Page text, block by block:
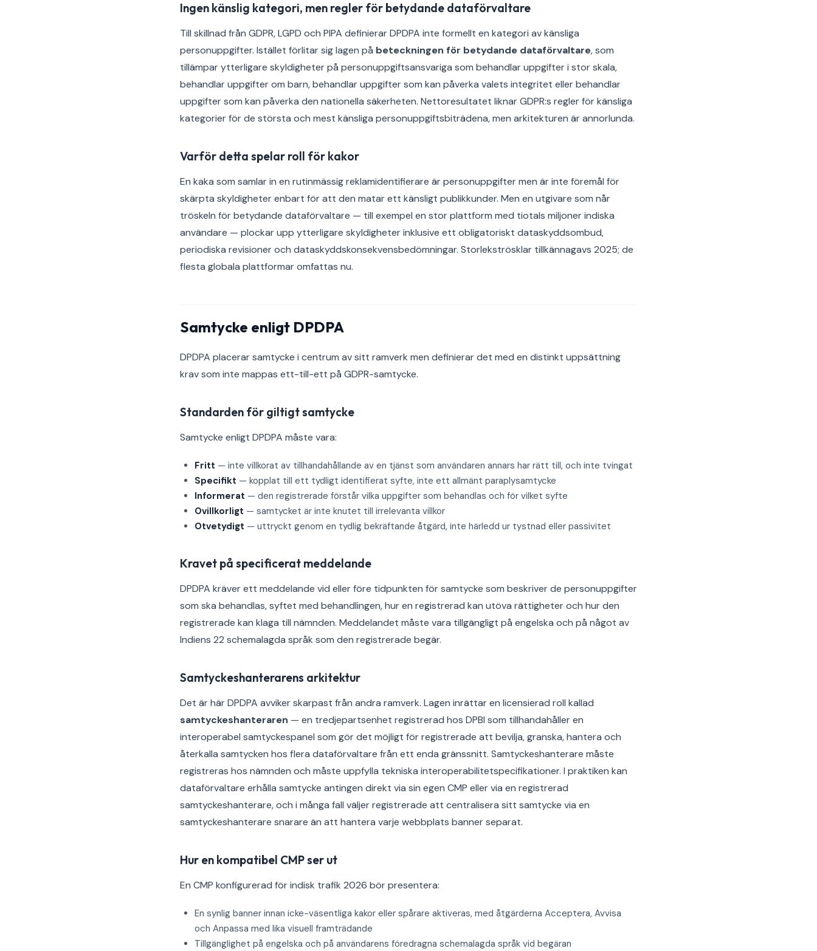
Ingen känslig kategori, men regler för betydande dataförvaltare
Till skillnad från GDPR, LGPD och PIPA definierar DPDPA inte formellt en kategori av känsliga
personuppgifter. Istället förlitar sig lagen på beteckningen för betydande dataförvaltare, som
tillämpar ytterligare skyldigheter på personuppgiftsansvariga som behandlar uppgifter i stor skala,
behandlar uppgifter om barn, behandlar uppgifter som kan påverka valets integritet eller behandlar
uppgifter som kan påverka den nationella säkerheten. Nettoresultatet liknar GDPR:s regler för känsliga
kategorier för de största och mest känsliga personuppgiftsbiträdena, men arkitekturen är annorlunda.
Varför detta spelar roll för kakor
En kaka som samlar in en rutinmässig reklamidentifierare är personuppgifter men är inte föremål för
skärpta skyldigheter enbart för att den matar ett känsligt publikkunder. Men en utgivare som når
tröskeln för betydande dataförvaltare — till exempel en stor plattform med tiotals miljoner indiska
användare — plockar upp ytterligare skyldigheter inklusive ett obligatoriskt dataskyddsombud,
periodiska revisioner och dataskyddskonsekvensbedömningar. Storlekströsklar tillkännagavs 2025; de
flesta globala plattformar omfattas nu.
Samtycke enligt DPDPA
DPDPA placerar samtycke i centrum av sitt ramverk men definierar det med en distinkt uppsättning
krav som inte mappas ett-till-ett på GDPR-samtycke.
Standarden för giltigt samtycke
Samtycke enligt DPDPA måste vara:
Fritt — inte villkorat av tillhandahållande av en tjänst som användaren annars har rätt till, och inte tvingat
Specifikt — kopplat till ett tydligt identifierat syfte, inte ett allmänt paraplysamtycke
Informerat — den registrerade förstår vilka uppgifter som behandlas och för vilket syfte
Ovillkorligt — samtycket är inte knutet till irrelevanta villkor
Otvetydigt — uttryckt genom en tydlig bekräftande åtgärd, inte härledd ur tystnad eller passivitet
Kravet på specificerat meddelande
DPDPA kräver ett meddelande vid eller före tidpunkten för samtycke som beskriver de personuppgifter
som ska behandlas, syftet med behandlingen, hur en registrerad kan utöva rättigheter och hur den
registrerade kan klaga till nämnden. Meddelandet måste vara tillgängligt på engelska och på något av
Indiens 22 schemalagda språk som den registrerade begär.
Samtyckeshanterarens arkitektur
Det är här DPDPA avviker skarpast från andra ramverk. Lagen inrättar en licensierad roll kallad
samtyckeshanteraren — en tredjepartsenhet registrerad hos DPBI som tillhandahåller en
interoperabel samtyckespanel som gör det möjligt för registrerade att bevilja, granska, hantera och
återkalla samtycken hos flera dataförvaltare från ett enda gränssnitt. Samtyckeshanterare måste
registreras hos nämnden och måste uppfylla tekniska interoperabilitetspecifikationer. I praktiken kan
dataförvaltare erhålla samtycke antingen direkt via sin egen CMP eller via en registrerad
samtyckeshanterare, och i många fall väljer registrerade att centralisera sitt samtycke via en
samtyckeshanterare snarare än att hantera varje webbplats banner separat.
Hur en kompatibel CMP ser ut
En CMP konfigurerad för indisk trafik 2026 bör presentera:
En synlig banner innan icke-väsentliga kakor eller spårare aktiveras, med åtgärderna Acceptera, Avvisa
och Anpassa med lika visuell framträdande
Tillgänglighet på engelska och på användarens föredragna schemalagda språk vid begäran